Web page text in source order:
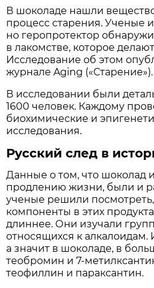
В шоколаде нашли
процесс старения. Ученые
но геропротектор
в лакомстве, которое
Исследование об этом
журнале Aging («Старение»).
В исследовании были
1600 человек. Каждому
биохимические и
исследования.
Русский след в
Данные о том, что шоколад
продлению жизни, были и
ученые решили
компоненты в этих
длиннее. Они изучали
относящихся к алкалоидам.
а значит в шоколаде, в
теобромин и 7-
теофиллин и параксантин.